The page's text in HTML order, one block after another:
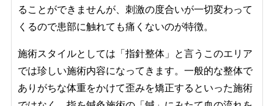
ることができませんが、刺激の度合いが一切変わって
くるので患部に触れても痛くないのが特徴。
施術スタイルとしては「指針整体」と言うこのエリア
では珍しい施術内容になってきます。一般的な整体で
ありがちな体重をかけて歪みを矯正するといった施術